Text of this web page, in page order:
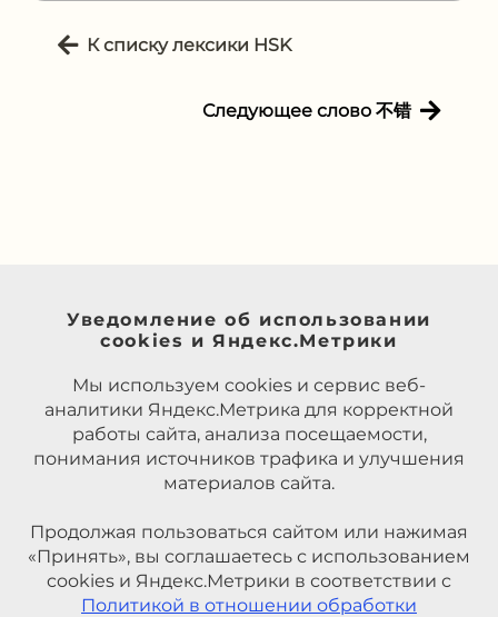
К списку лексики HSK
Следующее слово 不错
Уведомление об использовании
cookies и Яндекс.Метрики
Мы используем cookies и сервис веб-
аналитики Яндекс.Метрика для корректной
работы сайта, анализа посещаемости,
понимания источников трафика и улучшения
материалов сайта.
Продолжая пользоваться сайтом или нажимая
«Принять», вы соглашаетесь с использованием
cookies и Яндекс.Метрики в соответствии с
Политикой в отношении обработки